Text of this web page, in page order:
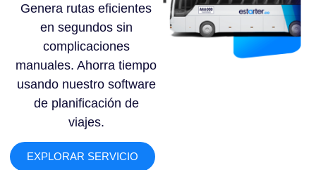
Genera rutas eficientes
en segundos sin
complicaciones
manuales. Ahorra tiempo
usando nuestro software
de planificación de
viajes.
EXPLORAR SERVICIO